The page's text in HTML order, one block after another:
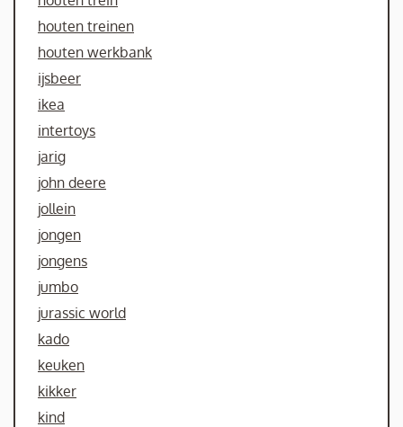
houten treinen
houten werkbank
ijsbeer
ikea
intertoys
jarig
john deere
jollein
jongen
jongens
jumbo
jurassic world
kado
keuken
kikker
kind